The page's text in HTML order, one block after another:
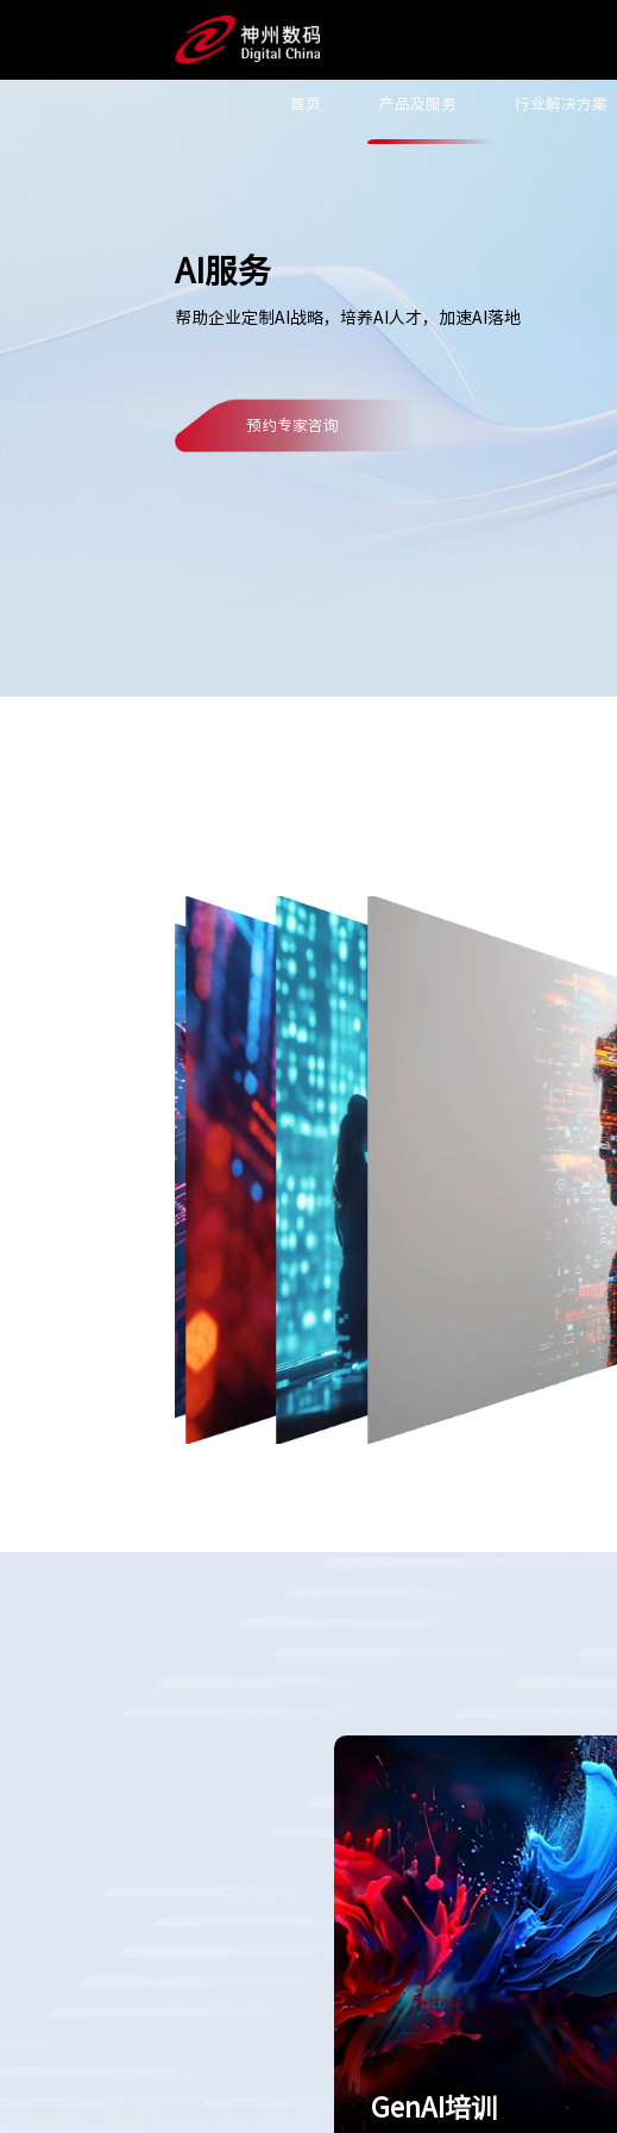
首页 产品及服务 行业解决方案
AI服务
帮助企业定制AI战略，培养AI人才，加速AI落地
预约专家咨询
GenAI培训